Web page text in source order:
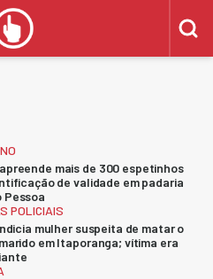
mais de 300 espetinhos
de validade em padaria
Pessoa
POLICIAIS
mulher suspeita de matar o
em Itaporanga; vítima era